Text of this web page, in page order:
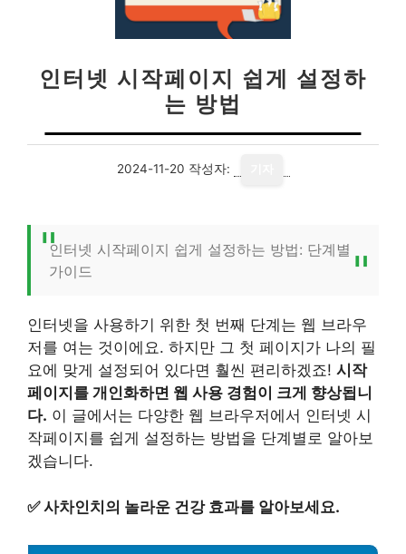
인터넷 시작페이지 쉽게 설정하
는 방법
2024-11-20 작성자:
인터넷 시작페이지 쉽게 설정하는 방법: 단계별
가이드
인터넷을 사용하기 위한 첫 번째 단계는 웹 브라우
저를 여는 것이에요. 하지만 그 첫 페이지가 나의 필
요에 맞게 설정되어 있다면 훨씬 편리하겠죠! 시작
페이지를 개인화하면 웹 사용 경험이 크게 향상됩니
다. 이 글에서는 다양한 웹 브라우저에서 인터넷 시
작페이지를 쉽게 설정하는 방법을 단계별로 알아보
겠습니다.
✅사차인치의 놀라운 건강 효과를 알아보세요.